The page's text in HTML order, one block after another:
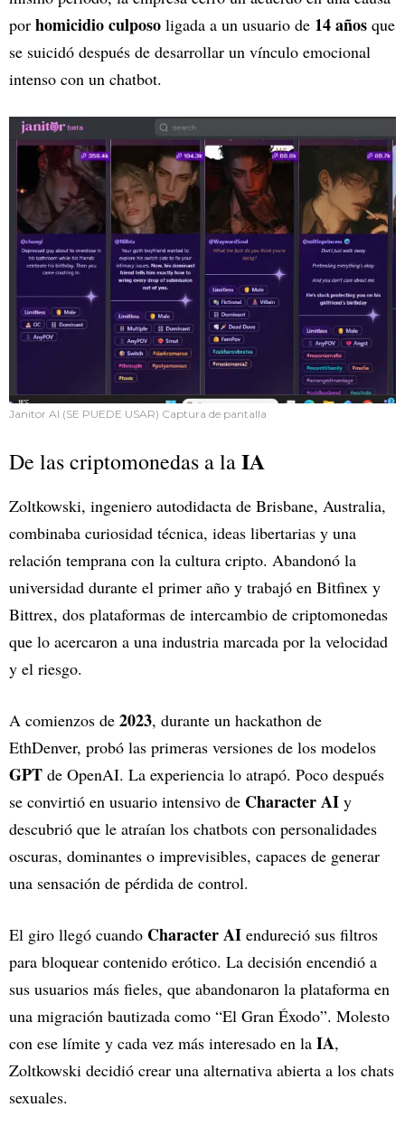
por homicidio culposo ligada a un usuario de 14 años que
se suicidó después de desarrollar un vínculo emocional
intenso con un chatbot.
Janitor AI (SE PUEDE USAR) Captura de pantalla
De las criptomonedas a laIA
Zoltkowski, ingeniero autodidacta de Brisbane, Australia,
combinaba curiosidad técnica, ideas libertarias y una
relación temprana con la cultura cripto. Abandonó la
universidad durante el primer año y trabajó en Bitfinex y
Bittrex, dos plataformas de intercambio de criptomonedas
que lo acercaron a una industria marcada por la velocidad
y el riesgo.
A comienzos de 2023, durante un hackathon de
EthDenver, probó las primeras versiones de los modelos
GPT de OpenAI. La experiencia lo atrapó. Poco después
se convirtió en usuario intensivo de Character AI y
descubrió que le atraían los chatbots con personalidades
oscuras, dominantes o imprevisibles, capaces de generar
una sensación de pérdida de control.
El giro llegó cuando Character AI endureció sus filtros
para bloquear contenido erótico. La decisión encendió a
sus usuarios más fieles, que abandonaron la plataforma en
una migración bautizada como “El Gran Éxodo”. Molesto
con ese límite y cada vez más interesado en la IA,
Zoltkowski decidió crear una alternativa abierta a los chats
sexuales.